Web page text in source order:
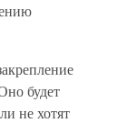
будет
не хотят